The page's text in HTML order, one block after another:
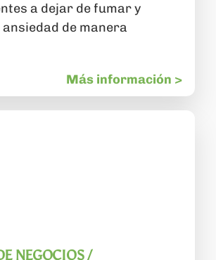
a dejar de fumar y
de manera
Más información >
NEGOCIOS /